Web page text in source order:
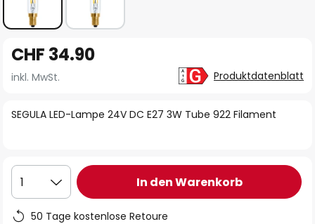
Anfang
der
springen
SEGULA LED-Lampe 24V DC E27 3W Tube 922 Filament
CHF 34.90
inkl. MwSt. Produktdatenblatt
1 In den Warenkorb
50 Tage kostenlose Retoure